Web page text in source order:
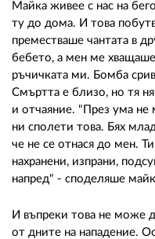
Майка живее с нас на
ту до дома. И това
преместваше чантата в
бебето, а мен ме
ръчичката ми. Бомба
Смъртта е близо, но тя
и отчаяние. "През ума
ни сполети това. Бях
че не се отнася до мен.
нахранени, изпрани,
напред" - споделяше
И въпреки това не може
от дните на нападение.